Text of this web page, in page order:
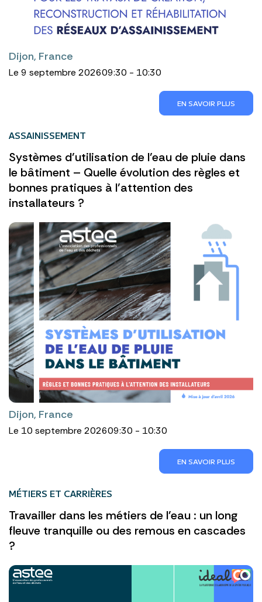
Dijon, France
Le 9 septembre 202609:30 - 10:30
EN SAVOIR PLUS
ASSAINISSEMENT
Systèmes d’utilisation de l’eau de pluie dans
le bâtiment – Quelle évolution des règles et
bonnes pratiques à l’attention des
installateurs ?
Dijon, France
Le 10 septembre 202609:30 - 10:30
EN SAVOIR PLUS
MÉTIERS ET CARRIÈRES
Travailler dans les métiers de l'eau : un long
fleuve tranquille ou des remous en cascades
?